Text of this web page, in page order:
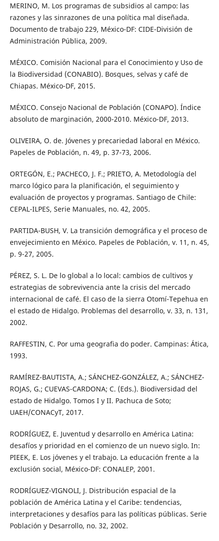
MERINO, M. Los programas de subsidios al campo: las
razones y las sinrazones de una política mal diseñada.
Documento de trabajo 229, México-DF: CIDE-División de
Administración Pública, 2009.
MÉXICO. Comisión Nacional para el Conocimiento y Uso de
la Biodiversidad (CONABIO). Bosques, selvas y café de
Chiapas. México-DF, 2015.
MÉXICO. Consejo Nacional de Población (CONAPO). Índice
absoluto de marginación, 2000-2010. México-DF, 2013.
OLIVEIRA, O. de. Jóvenes y precariedad laboral en México.
Papeles de Población, n. 49, p. 37-73, 2006.
ORTEGÓN, E.; PACHECO, J. F.; PRIETO, A. Metodología del
marco lógico para la planificación, el seguimiento y
evaluación de proyectos y programas. Santiago de Chile:
CEPAL-ILPES, Serie Manuales, no. 42, 2005.
PARTIDA-BUSH, V. La transición demográfica y el proceso de
envejecimiento en México. Papeles de Población, v. 11, n. 45,
p. 9-27, 2005.
PÉREZ, S. L. De lo global a lo local: cambios de cultivos y
estrategias de sobrevivencia ante la crisis del mercado
internacional de café. El caso de la sierra Otomí-Tepehua en
el estado de Hidalgo. Problemas del desarrollo, v. 33, n. 131,
2002.
RAFFESTIN, C. Por uma geografia do poder. Campinas: Ática,
1993.
RAMÍREZ-BAUTISTA, A.; SÁNCHEZ-GONZÁLEZ, A.; SÁNCHEZ-
ROJAS, G.; CUEVAS-CARDONA; C. (Eds.). Biodiversidad del
estado de Hidalgo. Tomos I y II. Pachuca de Soto;
UAEH/CONACyT, 2017.
RODRÍGUEZ, E. Juventud y desarrollo en América Latina:
desafíos y prioridad en el comienzo de un nuevo siglo. In:
PIEEK, E. Los jóvenes y el trabajo. La educación frente a la
exclusión social, México-DF: CONALEP, 2001.
RODRÍGUEZ-VIGNOLI, J. Distribución espacial de la
población de América Latina y el Caribe: tendencias,
interpretaciones y desafíos para las políticas públicas. Serie
Población y Desarrollo, no. 32, 2002.